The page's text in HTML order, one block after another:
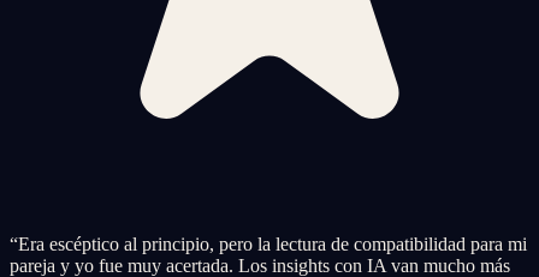
“Era escéptico al principio, pero la lectura de compatibilidad para mi
pareja y yo fue muy acertada. Los insights con IA van mucho más